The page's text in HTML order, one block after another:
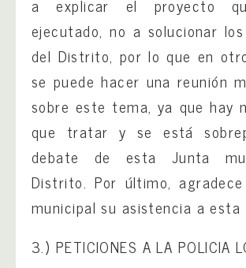
a explicar el proyecto
ejecutado, no a solucionar
del Distrito, por lo que en
se puede hacer una reunión
sobre este tema, ya que hay
que tratar y se está
debate de esta Junta
Distrito. Por último,
municipal su asistencia a esta
3.) PETICIONES A LA POLICIA